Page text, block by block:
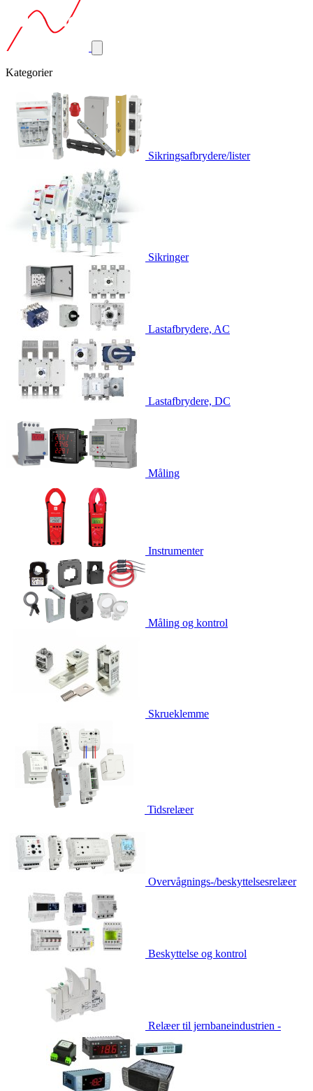
Kategorier
Sikringsafbrydere/lister
Sikringer
Lastafbrydere, AC
Lastafbrydere, DC
Måling
Instrumenter
Måling og kontrol
Skrueklemme
Tidsrelæer
Overvågnings-/beskyttelsesrelæer
Beskyttelse og kontrol
Relæer til jernbaneindustrien -